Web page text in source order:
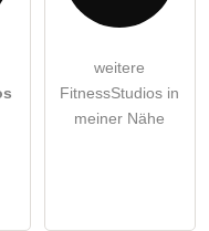
Kenntnis genommen.
Fragen sind
weitere
FitnessStudios in
meiner Nähe